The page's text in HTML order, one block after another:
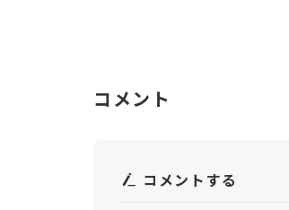
コメント
コメントする